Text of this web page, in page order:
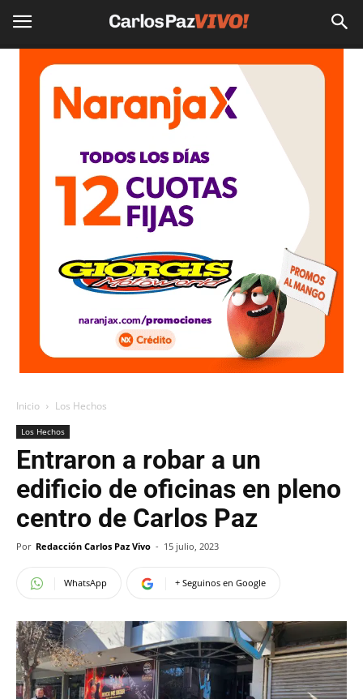
Inicio Los Hechos
Los Hechos
Entraron a robar a un
edificio de oficinas en pleno
centro de Carlos Paz
Por Redacción Carlos Paz Vivo - 15 julio, 2023
WhatsApp + Seguinos en Google